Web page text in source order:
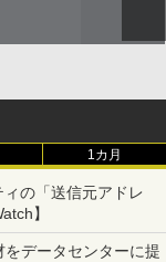
1カ月
の「送信元アドレ
】
データセンターに提